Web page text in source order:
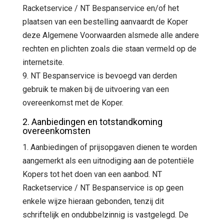
Racketservice / NT Bespanservice en/of het
plaatsen van een bestelling aanvaardt de Koper
deze Algemene Voorwaarden alsmede alle andere
rechten en plichten zoals die staan vermeld op de
internetsite.
9. NT Bespanservice is bevoegd van derden
gebruik te maken bij de uitvoering van een
overeenkomst met de Koper.
2. Aanbiedingen en totstandkoming
overeenkomsten
1. Aanbiedingen of prijsopgaven dienen te worden
aangemerkt als een uitnodiging aan de potentiële
Kopers tot het doen van een aanbod. NT
Racketservice / NT Bespanservice is op geen
enkele wijze hieraan gebonden, tenzij dit
schriftelijk en ondubbelzinnig is vastgelegd. De